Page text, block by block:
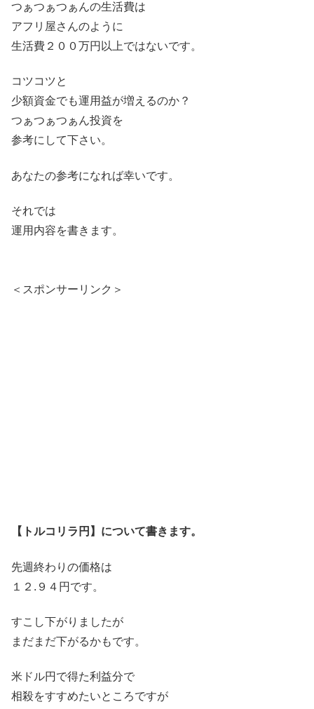
つぁつぁつぁんの生活費は
アフリ屋さんのように
生活費２００万円以上ではないです。
コツコツと
少額資金でも運用益が増えるのか？
つぁつぁつぁん投資を
参考にして下さい。
あなたの参考になれば幸いです。
それでは
運用内容を書きます。
＜スポンサーリンク＞
【トルコリラ円】について書きます。
先週終わりの価格は
１２.９４円です。
すこし下がりましたが
まだまだ下がるかもです。
米ドル円で得た利益分で
相殺をすすめたいところですが